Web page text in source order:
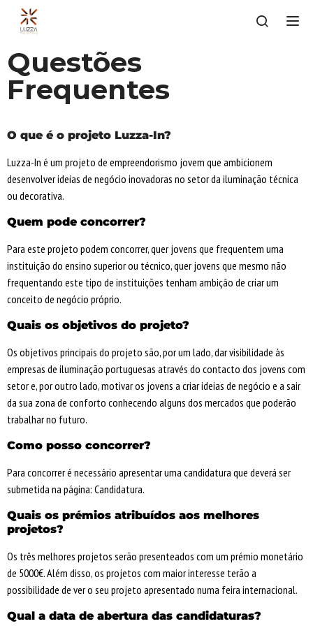
Questões
Frequentes
O que é o projeto Luzza-In?
Luzza-In é um projeto de empreendorismo jovem que ambicionem
desenvolver ideias de negócio inovadoras no setor da iluminação técnica
ou decorativa.
Quem pode concorrer?
Para este projeto podem concorrer, quer jovens que frequentem uma
instituição do ensino superior ou técnico, quer jovens que mesmo não
frequentando este tipo de instituições tenham ambição de criar um
conceito de negócio próprio.
Quais os objetivos do projeto?
Os objetivos principais do projeto são, por um lado, dar visibilidade às
empresas de iluminação portuguesas através do contacto dos jovens com
setor e, por outro lado, motivar os jovens a criar ideias de negócio e a sair
da sua zona de conforto conhecendo alguns dos mercados que poderão
trabalhar no futuro.
Como posso concorrer?
Para concorrer é necessário apresentar uma candidatura que deverá ser
submetida na página: Candidatura.
Quais os prémios atribuídos aos melhores
projetos?
Os três melhores projetos serão presenteados com um prémio monetário
de 5000€. Além disso, os projetos com maior interesse terão a
possibilidade de ver o seu projeto apresentado numa feira internacional.
Qual a data de abertura das candidaturas?